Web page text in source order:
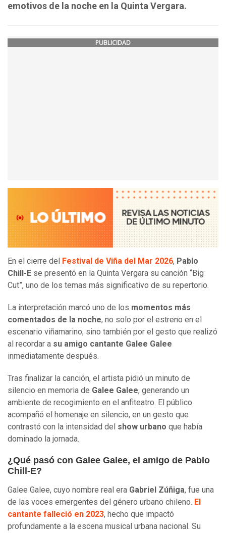
emotivos de la noche en la Quinta Vergara.
PUBLICIDAD
En el cierre del Festival de Viña del Mar 2026, Pablo
Chill-E se presentó en la Quinta Vergara su canción “Big
Cut”, uno de los temas más significativo de su repertorio.
La interpretación marcó uno de los momentos más
comentados de la noche, no solo por el estreno en el
escenario viñamarino, sino también por el gesto que realizó
al recordar a su amigo cantante Galee Galee
inmediatamente después.
Tras finalizar la canción, el artista pidió un minuto de
silencio en memoria de Galee Galee, generando un
ambiente de recogimiento en el anfiteatro. El público
acompañó el homenaje en silencio, en un gesto que
contrastó con la intensidad del show urbano que había
dominado la jornada.
¿Qué pasó con Galee Galee, el amigo de Pablo
Chill-E?
Galee Galee, cuyo nombre real era Gabriel Zúñiga, fue una
de las voces emergentes del género urbano chileno. El
cantante falleció en 2023, hecho que impactó
profundamente a la escena musical urbana nacional. Su